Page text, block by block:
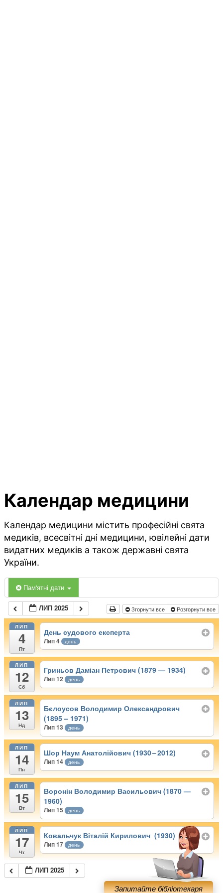
Календар медицини
Календар медицини містить професійні свята
медиків, всесвітні дні медицини, ювілейні дати
видатних медиків а також державні свята
України.
Пам'ятні дати
ЛИП 2025 Згорнути все Розгорнути все
ЛИП
4
Пт
День судового експерта
Лип 4 день
ЛИП
12
Сб
Гриньов Даміан Петрович (1879 — 1934)
Лип 12 день
ЛИП
13
Нд
Бєлоусов Володимир Олександрович
(1895 – 1971)
Лип 13 день
ЛИП
14
Пн
Шор Наум Анатолійович (1930 – 2012)
Лип 14 день
ЛИП
15
Вт
Воронін Володимир Васильович (1870 —
1960)
Лип 15 день
ЛИП
17
Чт
Ковальчук Віталій Кирилович (1930)
Лип 17 день
ЛИП 2025